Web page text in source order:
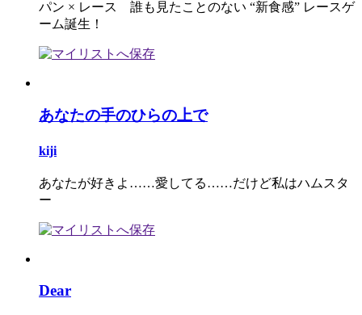
パン × レース 誰も見たことのない “新食感” レースゲ
ーム誕生！
あなたの手のひらの上で
kiji
あなたが好きよ……愛してる……だけど私はハムスタ
ー
Dear